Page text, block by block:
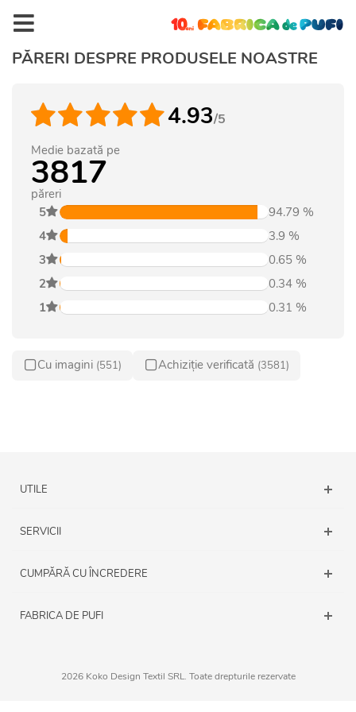
PĂRERI DESPRE PRODUSELE NOASTRE
5 94.79 %
4
3.9 %
3
0.65 %
2
0.34 %
1
0.31 %
4.93/5
Medie bazată pe
3817
păreri
Cu imagini (551) Achiziție verificată (3581)
UTILE
SERVICII
CUMPĂRĂ CU ÎNCREDERE
FABRICA DE PUFI
2026 Koko Design Textil SRL. Toate drepturile rezervate